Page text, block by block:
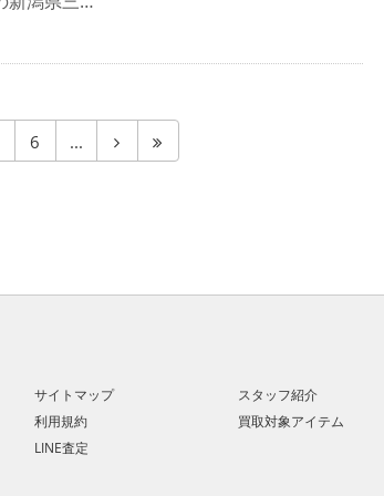
6 ...
サイトマップ スタッフ紹介
利用規約 買取対象アイテム
LINE査定